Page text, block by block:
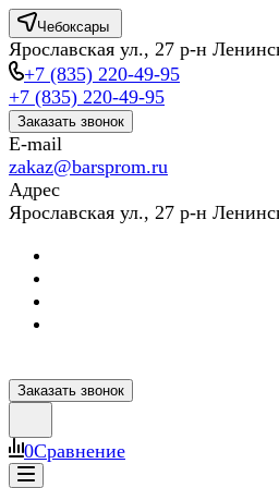
Чебоксары
Ярославская ул., 27 р-н
+7 (835) 220-49-95
+7 (835) 220-49-95
Заказать звонок
E-mail
zakaz@barsprom.ru
Адрес
Ярославская ул., 27 р-н
Заказать звонок
0Сравнение